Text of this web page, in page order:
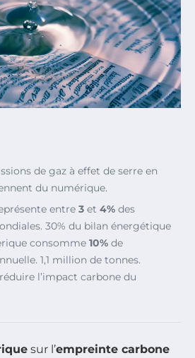
de gaz à effet de serre en
du numérique.
entre 3 et 4% des
30% du bilan énergétique
consomme 10% de
1,1 million de tonnes.
réduire l’impact carbone du
sur l’empreinte carbone